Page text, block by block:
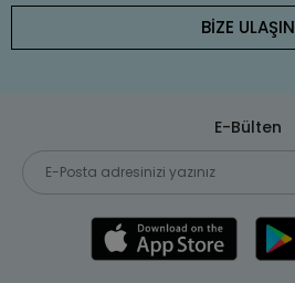
BİZE ULAŞIN
E-Bülten